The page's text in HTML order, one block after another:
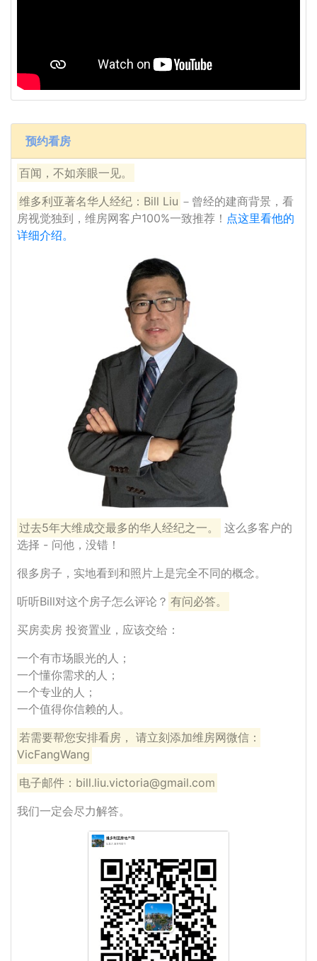
预约看房
百闻，不如亲眼一见。
维多利亚著名华人经纪：Bill Liu －曾经的建商背景，看
房视觉独到，维房网客户100%一致推荐！ 点这里看他的
详细介绍。
过去5年大维成交最多的华人经纪之一。
这么多客户的
选择 - 问他，没错！
很多房子，实地看到和照片上是完全不同的概念。
听听Bill对这个房子怎么评论？ 有问必答。
买房卖房 投资置业，应该交给：
一个有市场眼光的人；
一个懂你需求的人；
一个专业的人；
一个值得你信赖的人。
若需要帮您安排看房， 请立刻添加维房网微信：
VicFangWang
电子邮件：bill.liu.victoria@gmail.com
我们一定会尽力解答。